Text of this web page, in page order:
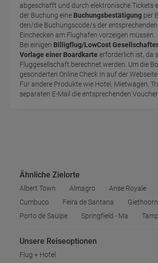
abgeschafft und durch elektronische Tickets
der Buchung eine Buchungsbestätigung per
den/die Buchungscode/s der
Einchecken am Flughafen vorzeigen müssen.
Bei einigen Billigflug/LowCost
Vorlage einer Boardkarte erforderlich ist, da
Fluggesellschaft berechnet werden. Um die Boardkarte ausdrucken zu können, müssen Sie einen
gesonderten Online Check In auf der
Für andere Produkte wie Hotel, Mietwagen,
separaten E-Mail die entsprechenden
Ähnliche Zielorte
Albert Town Almagro Anse Royale
Cumbuco
Feira de Santana Giethoorn
Porto de Sauípe
Springfield - Ma
Unsere Reiseoptionen
Flug + Hotel